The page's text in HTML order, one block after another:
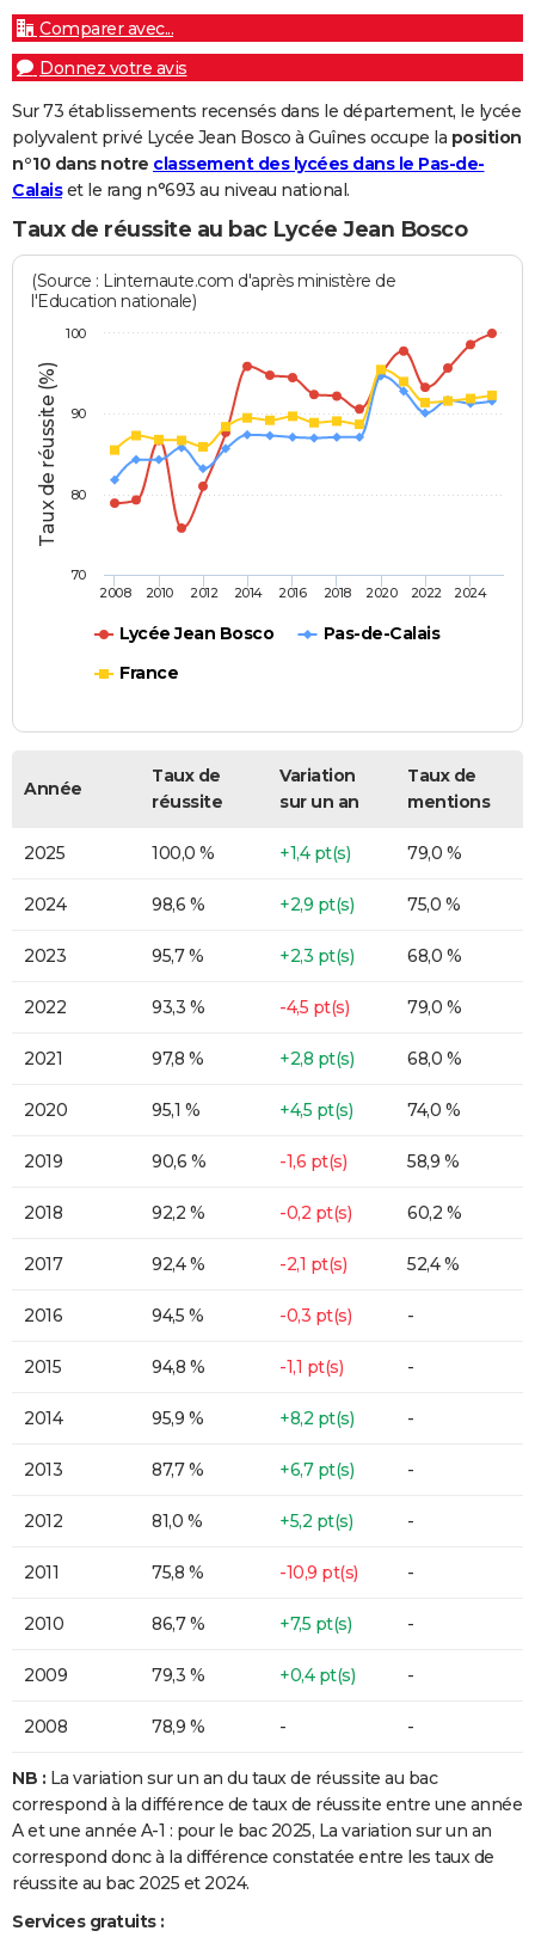
Comparer avec...
Donnez votre avis
Sur 73 établissements recensés dans le département, le lycée
polyvalent privé Lycée Jean Bosco à Guînes occupe la position
n°10 dans notre classement des lycées dans le Pas-de-
Calaiset le rang n°693 au niveau national.
Taux de réussite au bac Lycée Jean Bosco
Taux de réussite (%)
(Source : Linternaute.com d'après ministère de
l'Education nationale)
Lycée Jean Bosco
Pas-de-Calais
France
2008 2010 2012 2014 2016 2018 2020 2022 2024
70
80
90
100
Année
Taux de
réussite
Variation
sur un an
Taux de
mentions
2025 100,0 % +1,4 pt(s) 79,0 %
2024 98,6 % +2,9 pt(s) 75,0 %
2023 95,7 % +2,3 pt(s) 68,0 %
2022 93,3 % -4,5 pt(s) 79,0 %
2021 97,8 % +2,8 pt(s) 68,0 %
2020 95,1 % +4,5 pt(s) 74,0 %
2019 90,6 % -1,6 pt(s) 58,9 %
2018 92,2 % -0,2 pt(s) 60,2 %
2017 92,4 % -2,1 pt(s) 52,4 %
2016 94,5 % -0,3 pt(s) -
2015 94,8 % -1,1 pt(s) -
2014 95,9 % +8,2 pt(s) -
2013 87,7 % +6,7 pt(s) -
2012 81,0 % +5,2 pt(s) -
2011 75,8 % -10,9 pt(s) -
2010 86,7 % +7,5 pt(s) -
2009 79,3 % +0,4 pt(s) -
2008 78,9 % - -
NB : La variation sur un an du taux de réussite au bac
correspond à la différence de taux de réussite entre une année
A et une année A-1 : pour le bac 2025, La variation sur un an
correspond donc à la différence constatée entre les taux de
réussite au bac 2025 et 2024.
Services gratuits :